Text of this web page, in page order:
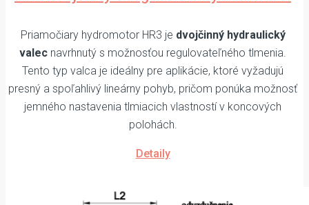
Priamočiary hydromotor HR3 je dvojčinný hydraulický
valec navrhnutý s možnosťou regulovateľného tlmenia.
Tento typ valca je ideálny pre aplikácie, ktoré vyžadujú
presný a spoľahlivý lineárny pohyb, pričom ponúka možnosť
jemného nastavenia tlmiacich vlastností v koncových
polohách.
Detaily